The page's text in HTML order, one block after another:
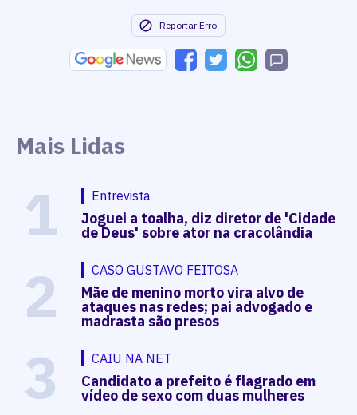
Reportar Erro
Mais Lidas
1 Entrevista
Joguei a toalha, diz diretor de 'Cidade
de Deus' sobre ator na cracolândia
2 CASO GUSTAVO FEITOSA
Mãe de menino morto vira alvo de
ataques nas redes; pai advogado e
madrasta são presos
3 CAIU NA NET
Candidato a prefeito é flagrado em
vídeo de sexo com duas mulheres